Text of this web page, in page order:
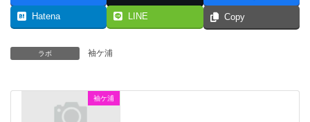
Hatena LINE Copy
ラボ 袖ケ浦
袖ケ浦